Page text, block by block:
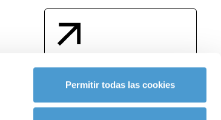
Permitir todas las cookies
Contacta con nosotros